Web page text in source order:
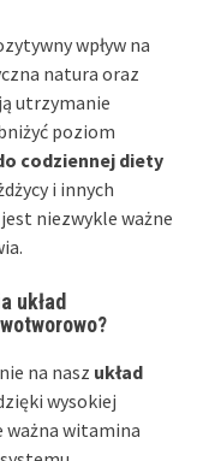
wpływ na
natura oraz
utrzymanie
poziom
codziennej diety
i innych
niezwykle ważne
układ
na nasz układ
wysokiej
ważna witamina